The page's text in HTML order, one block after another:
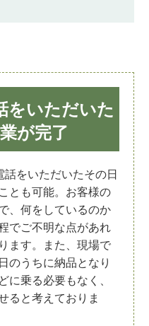
いただいた
が完了
話をいただいたその日
とも可能。お客様の
、何をしているのか
でご不明な点があれ
ます。また、現場で
のうちに納品となり
に乗る必要もなく、
ると考えておりま